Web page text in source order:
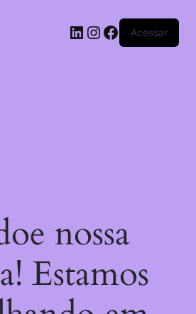
Acessar
nossa
Estamos